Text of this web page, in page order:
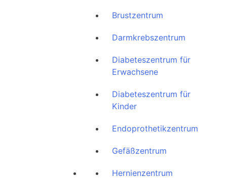
Brustzentrum
Darmkrebszentrum
Diabeteszentrum für
Erwachsene
Diabeteszentrum für
Kinder
Endoprothetikzentrum
Gefäßzentrum
Hernienzentrum